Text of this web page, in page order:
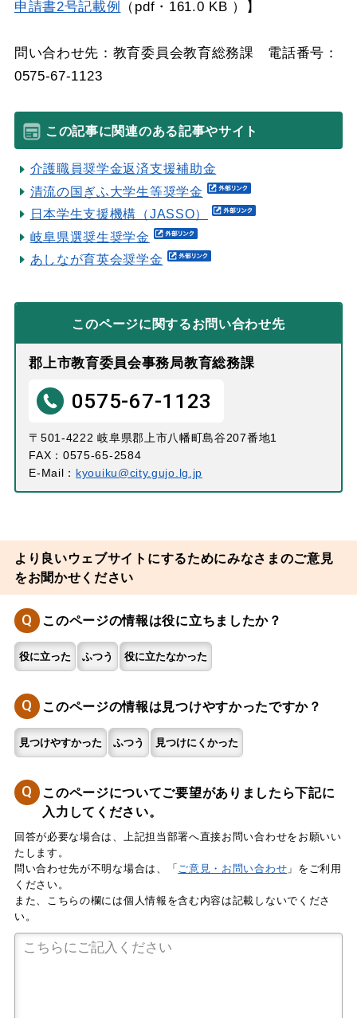
申請書2号記載例 （pdf・161.0 KB ）】
問い合わせ先：教育委員会教育総務課 電話番号：
0575-67-1123
この記事に関連のある記事やサイト
介護職員奨学金返済支援補助金
清流の国ぎふ大学生等奨学金
日本学生支援機構（JASSO）
岐阜県選奨生奨学金
あしなが育英会奨学金
このページに関するお問い合わせ先
郡上市教育委員会事務局教育総務課
0575-67-1123
〒501-4222 岐阜県郡上市八幡町島谷207番地1
FAX：0575-65-2584
E-Mail： kyouiku@city.gujo.lg.jp
より良いウェブサイトにするためにみなさまのご意見
をお聞かせください
Q このページの情報は役に立ちましたか？
役に立った ふつう 役に立たなかった
Q このページの情報は見つけやすかったですか？
見つけやすかった ふつう 見つけにくかった
Q
このページについてご要望がありましたら下記に
入力してください。
回答が必要な場合は、上記担当部署へ直接お問い合わせをお願いい
たします。
問い合わせ先が不明な場合は、「 ご意見・お問い合わせ 」をご利用
ください。
また、こちらの欄には個人情報を含む内容は記載しないでくださ
い。